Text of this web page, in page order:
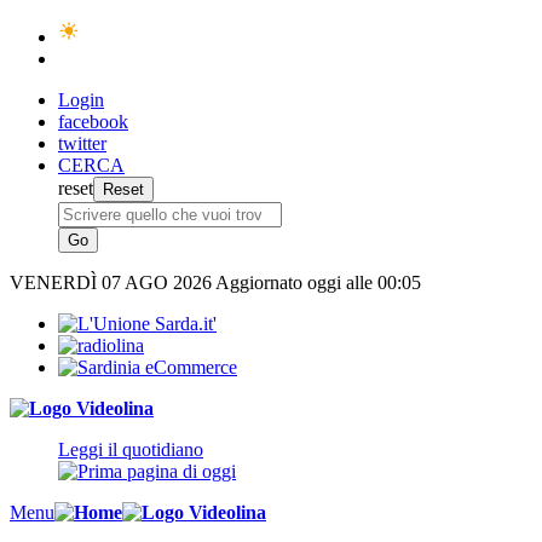
Login
facebook
twitter
CERCA
reset
VENERDÌ 07 AGO 2026 Aggiornato oggi alle 00:05
Leggi il quotidiano
Menu